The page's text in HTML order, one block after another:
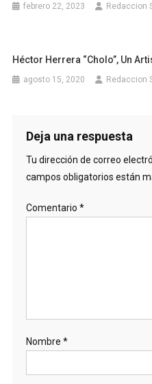
febrero 22, 2023 Redaccion
Héctor Herrera “Cholo”, Un
agosto 15, 2020 Redaccion
Deja una respuesta
Tu dirección de correo
campos obligatorios están
Comentario *
Nombre *